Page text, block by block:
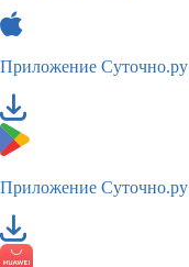
Приложение Суточно.ру
Приложение Суточно.ру